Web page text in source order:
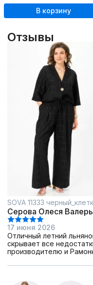
В корзину
Отзывы
SOVA 11333
Серова Олеся
17 июня 2026
Отличный летний
скрывает все
производителю и